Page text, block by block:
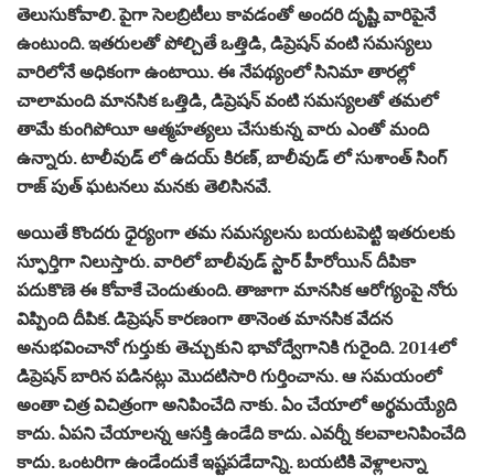
తెలుసుకోవాలి. పైగా సెలబ్రిటీలు కావడంతో అందరి దృష్టి వారిపైనే
ఉంటుంది. ఇతరులతో పోల్చితే ఒత్తిడి, డిప్రెషన్‌ వంటి సమస్యలు
వారిలోనే అధికంగా ఉంటాయి. ఈ నేపథ్యంలో సినిమా తారల్లో
చాలామంది మానసిక ఒత్తిడి, డిప్రెషన్‌ వంటి సమస్యలతో తమలో
తామే కుంగిపోయీ ఆత్మహత్యలు చేసుకున్న వారు ఎంతో మంది
ఉన్నారు. టాలీవుడ్ లో ఉదయ్ కిరణ్, బాలీవుడ్ లో సుశాంత్ సింగ్
రాజ్ పుత్ ఘటనలు మనకు తెలిసినవే.
అయితే కొందరు ధైర్యంగా తమ సమస్యలను బయటపెట్టి ఇతరులకు
స్ఫూర్తిగా నిలుస్తారు. వారిలో బాలీవుడ్‌ స్టార్‌ హీరోయిన్‌ దీపికా
పదుకొణె ఈ కోవాకే చెందుతుంది. తాజాగా మానసిక ఆరోగ్యంపై నోరు
విప్పింది దీపిక. డిప్రెషన్‌ కారణంగా తానెంత మానసిక వేదన
అనుభవించానో గుర్తుకు తెచ్చుకుని భావోద్వేగానికి గురైంది. 2014లో
డిప్రెషన్‌ బారిన పడినట్లు మొదటిసారి గుర్తించాను. ఆ సమయంలో
అంతా చిత్ర విచిత్రంగా అనిపించేది నాకు. ఏం చేయాలో అర్థమయ్యేది
కాదు. ఏపని చేయాలన్న ఆసక్తి ఉండేది కాదు. ఎవర్నీ కలవాలనిపించేది
కాదు. ఒంటరిగా ఉండేందుకే ఇష్టపడేదాన్ని. బయటికి వెళ్లాలన్నా